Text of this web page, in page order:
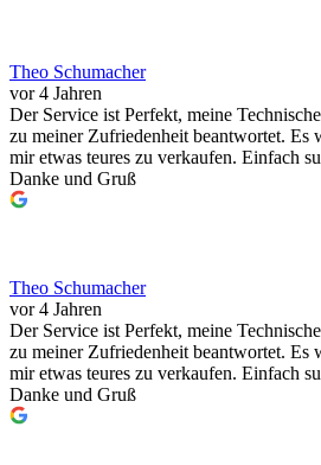
Theo Schumacher
vor 4 Jahren
Der Service ist Perfekt, meine
zu meiner Zufriedenheit beantwortet. Es
mir etwas teures zu verkaufen. Einfach
Danke und Gruß
Theo Schumacher
vor 4 Jahren
Der Service ist Perfekt, meine
zu meiner Zufriedenheit beantwortet. Es
mir etwas teures zu verkaufen. Einfach
Danke und Gruß